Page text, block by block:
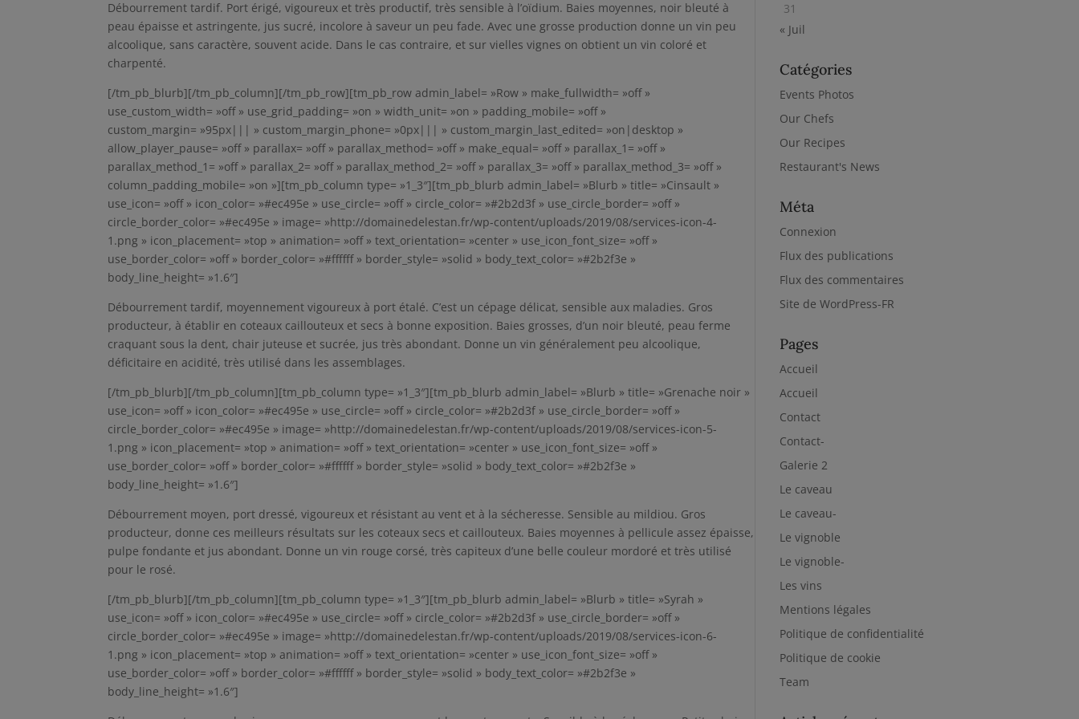
Débourrement tardif. Port érigé, vigoureux et très productif, très sensible à l’oïdium. Baies moyennes, noir bleuté à
peau épaisse et astringente, jus sucré, incolore à saveur un peu fade. Avec une grosse production donne un vin peu
alcoolique, sans caractère, souvent acide. Dans le cas contraire, et sur vielles vignes on obtient un vin coloré et
charpenté.
[/tm_pb_blurb][/tm_pb_column][/tm_pb_row][tm_pb_row admin_label= »Row » make_fullwidth= »off »
use_custom_width= »off » use_grid_padding= »on » width_unit= »on » padding_mobile= »off »
custom_margin= »95px||| » custom_margin_phone= »0px||| » custom_margin_last_edited= »on|desktop »
allow_player_pause= »off » parallax= »off » parallax_method= »off » make_equal= »off » parallax_1= »off »
parallax_method_1= »off » parallax_2= »off » parallax_method_2= »off » parallax_3= »off » parallax_method_3= »off »
column_padding_mobile= »on »][tm_pb_column type= »1_3″][tm_pb_blurb admin_label= »Blurb » title= »Cinsault »
use_icon= »off » icon_color= »#ec495e » use_circle= »off » circle_color= »#2b2d3f » use_circle_border= »off »
circle_border_color= »#ec495e » image= »http://domainedelestan.fr/wp-content/uploads/2019/08/services-icon-4-
1.png » icon_placement= »top » animation= »off » text_orientation= »center » use_icon_font_size= »off »
use_border_color= »off » border_color= »#ffffff » border_style= »solid » body_text_color= »#2b2f3e »
body_line_height= »1.6″]
Débourrement tardif, moyennement vigoureux à port étalé. C’est un cépage délicat, sensible aux maladies. Gros
producteur, à établir en coteaux caillouteux et secs à bonne exposition. Baies grosses, d’un noir bleuté, peau ferme
craquant sous la dent, chair juteuse et sucrée, jus très abondant. Donne un vin généralement peu alcoolique,
déficitaire en acidité, très utilisé dans les assemblages.
[/tm_pb_blurb][/tm_pb_column][tm_pb_column type= »1_3″][tm_pb_blurb admin_label= »Blurb » title= »Grenache noir »
use_icon= »off » icon_color= »#ec495e » use_circle= »off » circle_color= »#2b2d3f » use_circle_border= »off »
circle_border_color= »#ec495e » image= »http://domainedelestan.fr/wp-content/uploads/2019/08/services-icon-5-
1.png » icon_placement= »top » animation= »off » text_orientation= »center » use_icon_font_size= »off »
use_border_color= »off » border_color= »#ffffff » border_style= »solid » body_text_color= »#2b2f3e »
body_line_height= »1.6″]
Débourrement moyen, port dressé, vigoureux et résistant au vent et à la sécheresse. Sensible au mildiou. Gros
producteur, donne ces meilleurs résultats sur les coteaux secs et caillouteux. Baies moyennes à pellicule assez épaisse,
pulpe fondante et jus abondant. Donne un vin rouge corsé, très capiteux d’une belle couleur mordoré et très utilisé
pour le rosé.
[/tm_pb_blurb][/tm_pb_column][tm_pb_column type= »1_3″][tm_pb_blurb admin_label= »Blurb » title= »Syrah »
use_icon= »off » icon_color= »#ec495e » use_circle= »off » circle_color= »#2b2d3f » use_circle_border= »off »
circle_border_color= »#ec495e » image= »http://domainedelestan.fr/wp-content/uploads/2019/08/services-icon-6-
1.png » icon_placement= »top » animation= »off » text_orientation= »center » use_icon_font_size= »off »
use_border_color= »off » border_color= »#ffffff » border_style= »solid » body_text_color= »#2b2f3e »
body_line_height= »1.6″]
31
« Juil
Catégories
Events Photos
Our Chefs
Our Recipes
Restaurant's News
Méta
Connexion
Flux des publications
Flux des commentaires
Site de WordPress-FR
Pages
Accueil
Accueil
Contact
Contact-
Galerie 2
Le caveau
Le caveau-
Le vignoble
Le vignoble-
Les vins
Mentions légales
Politique de confidentialité
Politique de cookie
Team